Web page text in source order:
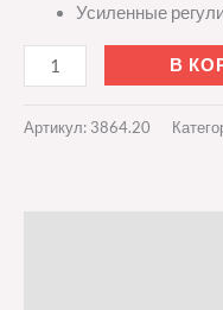
Усиленные
В
Артикул: 3864.20